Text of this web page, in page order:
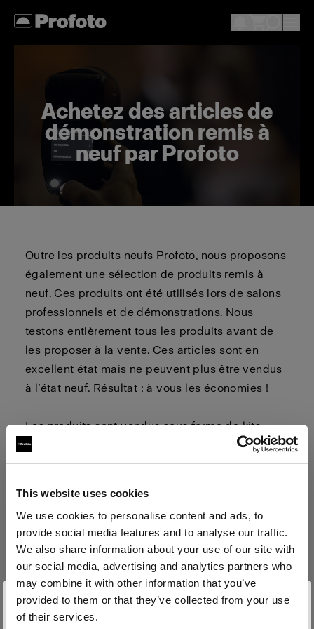
This website uses cookies
We use cookies to personalise content and ads, to
provide social media features and to analyse our traffic.
We also share information about your use of our site with
our social media, advertising and analytics partners who
may combine it with other information that you’ve
provided to them or that they’ve collected from your use
of their services.
Achetez des articles de
démonstration remis à
neuf par Profoto
Outre les produits neufs Profoto, nous proposons
également une sélection de produits remis à
neuf. Ces produits ont été utilisés lors de salons
professionnels et de démonstrations. Nous
testons entièrement tous les produits avant de
les proposer à la vente. Ces articles sont en
excellent état mais ne peuvent plus être vendus
à l’état neuf. Résultat : à vous les économies !
Les produits sont vendus sous forme de kits
avec des accessoires tels que des câbles, des
sacs, des chargeurs, etc. Consultez les pages
kit.
Les ventes d’articles de
démonstration sont définitives.
Aucun retour n’est accepté.
Pour acheter, cliquez sur le bouton Acheter du